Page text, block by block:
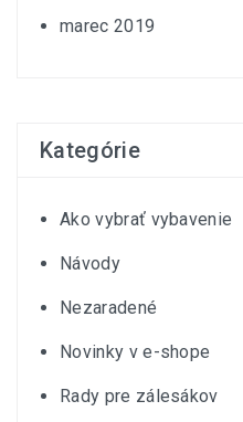
marec 2019
Kategórie
Ako vybrať vybavenie
Návody
Nezaradené
Novinky v e-shope
Rady pre zálesákov